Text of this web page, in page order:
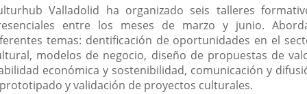
Valladolid ha organizado seis talleres
entre los meses de marzo y junio.
temas: dentificación de oportunidades en el
modelos de negocio, diseño de propuestas de
económica y sostenibilidad, comunicación y
y validación de proyectos culturales.